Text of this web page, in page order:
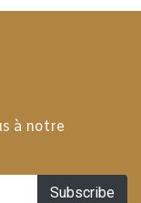
à notre
Subscribe